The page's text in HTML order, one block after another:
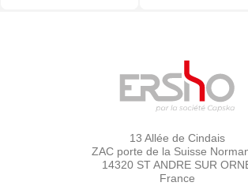
13 Allée de Cindais
ZAC porte de la Suisse
14320 ST ANDRE SUR
France